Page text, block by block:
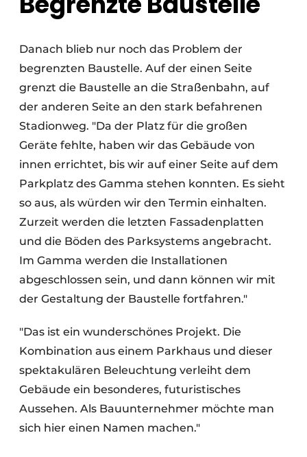
Danach blieb nur noch das Problem der
begrenzten Baustelle. Auf der einen Seite
grenzt die Baustelle an die Straßenbahn, auf
der anderen Seite an den stark befahrenen
Stadionweg. "Da der Platz für die großen
Geräte fehlte, haben wir das Gebäude von
innen errichtet, bis wir auf einer Seite auf dem
Parkplatz des Gamma stehen konnten. Es sieht
so aus, als würden wir den Termin einhalten.
Zurzeit werden die letzten Fassadenplatten
und die Böden des Parksystems angebracht.
Im Gamma werden die Installationen
abgeschlossen sein, und dann können wir mit
der Gestaltung der Baustelle fortfahren."
"Das ist ein wunderschönes Projekt. Die
Kombination aus einem Parkhaus und dieser
spektakulären Beleuchtung verleiht dem
Gebäude ein besonderes, futuristisches
Aussehen. Als Bauunternehmer möchte man
sich hier einen Namen machen."